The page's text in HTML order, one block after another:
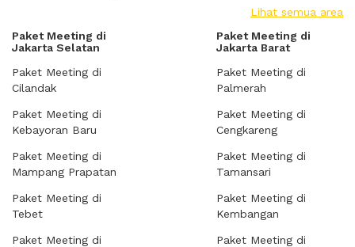
Lihat semua area
Paket Meeting di
Jakarta Selatan
Paket Meeting di
Cilandak
Paket Meeting di
Kebayoran Baru
Paket Meeting di
Mampang Prapatan
Paket Meeting di
Tebet
Paket Meeting di
Paket Meeting di
Jakarta Barat
Paket Meeting di
Palmerah
Paket Meeting di
Cengkareng
Paket Meeting di
Tamansari
Paket Meeting di
Kembangan
Paket Meeting di